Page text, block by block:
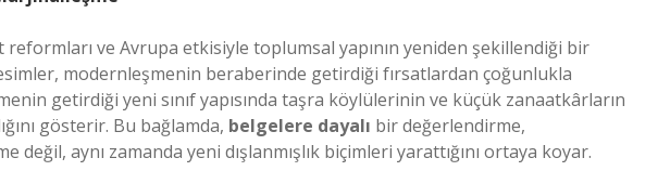
reformları ve Avrupa etkisiyle toplumsal yapının yeniden şekillendiği bir
modernleşmenin beraberinde getirdiği fırsatlardan çoğunlukla
getirdiği yeni sınıf yapısında taşra köylülerinin ve küçük zanaatkârların
gösterir. Bu bağlamda, belgelere dayalı bir değerlendirme,
değil, aynı zamanda yeni dışlanmışlık biçimleri yarattığını ortaya koyar.